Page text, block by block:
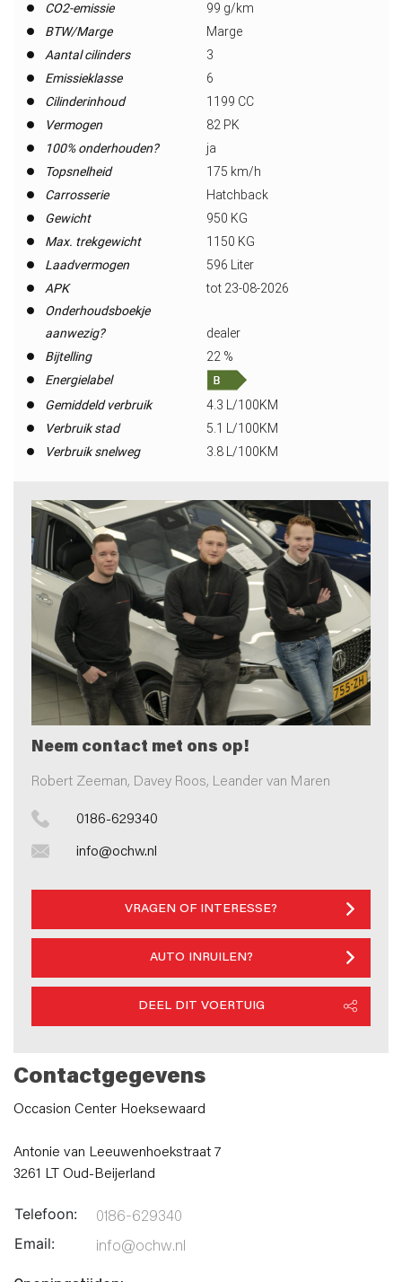
CO2-emissie
99 g/km
BTW/Marge
Marge
Aantal cilinders
3
Emissieklasse
6
Cilinderinhoud
1199 CC
Vermogen
82 PK
100% onderhouden?
ja
Topsnelheid
175 km/h
Carrosserie
Hatchback
Gewicht
950 KG
Max. trekgewicht
1150 KG
Laadvermogen
596 Liter
APK
tot 23-08-2026
Onderhoudsboekje
aanwezig?
dealer
Bijtelling
22 %
Energielabel
Gemiddeld verbruik
4.3 L/100KM
Verbruik stad
5.1 L/100KM
Verbruik snelweg
3.8 L/100KM
Neem contact met ons op!
Robert Zeeman, Davey Roos, Leander van Maren
0186-629340
info@ochw.nl
VRAGEN OF INTERESSE?
AUTO INRUILEN?
DEEL DIT VOERTUIG
Contactgegevens
Occasion Center Hoeksewaard
Antonie van Leeuwenhoekstraat 7
3261 LT Oud-Beijerland
Telefoon: 0186-629340
Email: info@ochw.nl